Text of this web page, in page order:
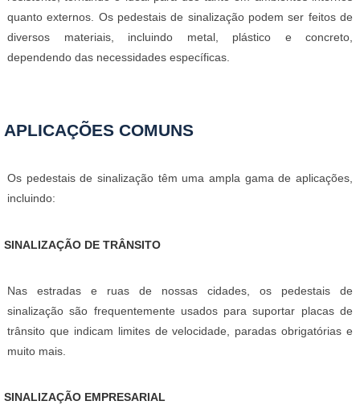
quanto externos. Os pedestais de sinalização podem ser feitos de
diversos materiais, incluindo metal, plástico e concreto,
dependendo das necessidades específicas.
APLICAÇÕES COMUNS
Os pedestais de sinalização têm uma ampla gama de aplicações,
incluindo:
SINALIZAÇÃO DE TRÂNSITO
Nas estradas e ruas de nossas cidades, os pedestais de
sinalização são frequentemente usados para suportar placas de
trânsito que indicam limites de velocidade, paradas obrigatórias e
muito mais.
SINALIZAÇÃO EMPRESARIAL